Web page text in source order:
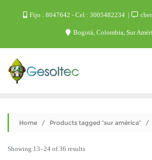
Fijo : 8047642 - Cel : 3005482234
Bogotà, Colombia, Sur
Home / Products tagged “sur amèrica” /
Showing 13–24 of 36 results